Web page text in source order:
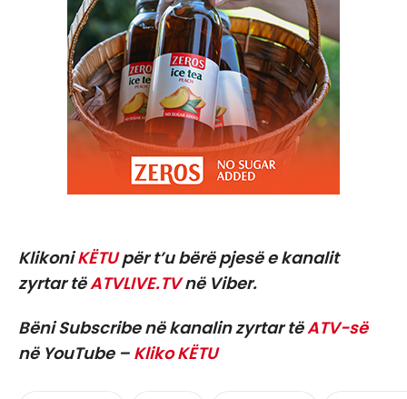
KlikoniKËTUpër t’u bërë pjesë e kanalit
zyrtar tëATVLIVE.TVnë Viber.
Bëni Subscribe në kanalin zyrtar tëATV-së
në YouTube – Kliko KËTU